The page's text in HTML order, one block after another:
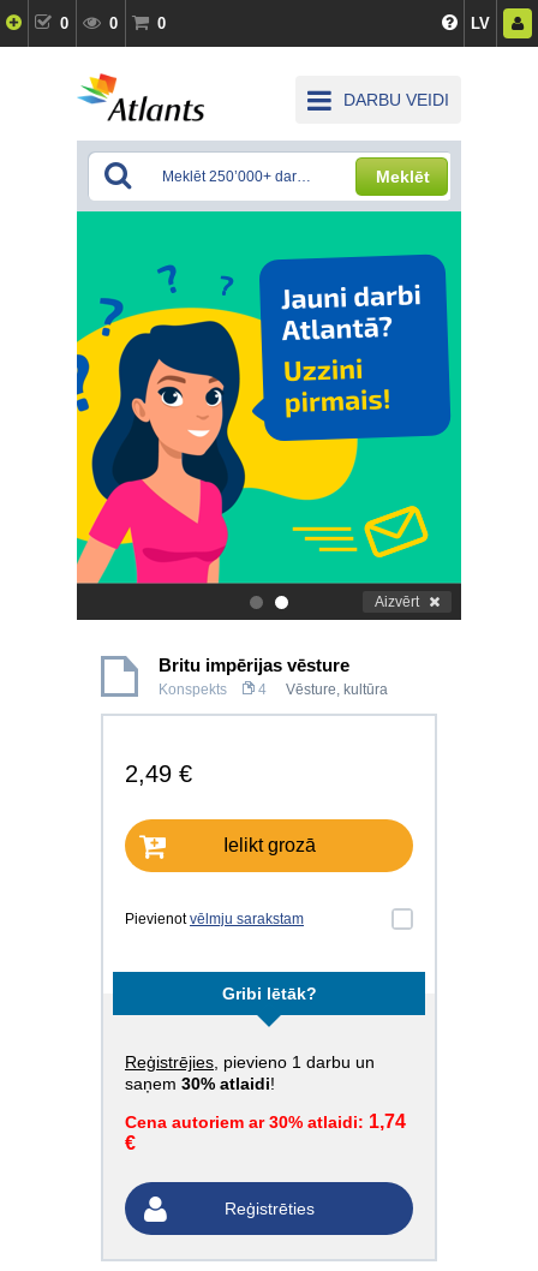
0 0 0 LV
DARBU VEIDI
Meklēt
. Aizvērt
Britu impērijas vēsture
Konspekts 4 Vēsture, kultūra
2,49 €
Ielikt grozā
Pievienotvēlmju sarakstam
Gribi lētāk?
Reģistrējies , pievieno 1 darbu un
saņem 30% atlaidi!
Cena autoriem ar 30% atlaidi: 1,74
€
Reģistrēties